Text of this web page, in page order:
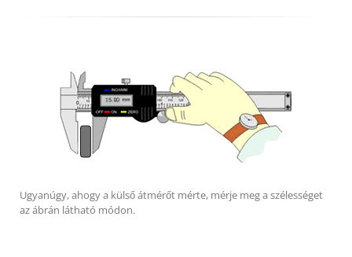
Ugyanúgy, ahogy a külső átmérőt mérte, mérje meg a szélességet
az ábrán látható módon.